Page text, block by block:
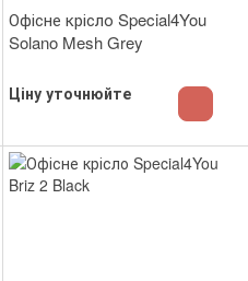
Офісне крісло Special4You
Solano Mesh Grey
Ціну уточнюйте